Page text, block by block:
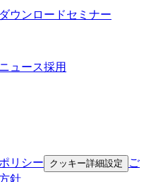
ウンロードセミナー
ニュース採用
リシー クッキー詳細設定
ご
針